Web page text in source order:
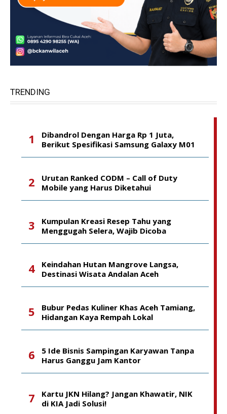
TRENDING
Dibandrol Dengan Harga Rp 1 Juta,
Berikut Spesifikasi Samsung Galaxy M01
Urutan Ranked CODM – Call of Duty
Mobile yang Harus Diketahui
Kumpulan Kreasi Resep Tahu yang
Menggugah Selera, Wajib Dicoba
Keindahan Hutan Mangrove Langsa,
Destinasi Wisata Andalan Aceh
Bubur Pedas Kuliner Khas Aceh Tamiang,
Hidangan Kaya Rempah Lokal
5 Ide Bisnis Sampingan Karyawan Tanpa
Harus Ganggu Jam Kantor
Kartu JKN Hilang? Jangan Khawatir, NIK
di KIA Jadi Solusi!